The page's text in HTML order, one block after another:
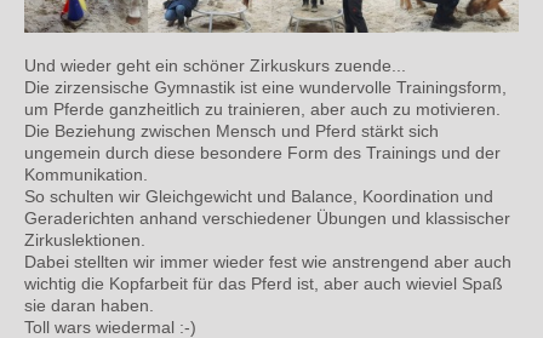
Und wieder geht ein schöner Zirkuskurs zuende...
Die zirzensische Gymnastik ist eine wundervolle Trainingsform,
um Pferde ganzheitlich zu trainieren, aber auch zu motivieren.
Die Beziehung zwischen Mensch und Pferd stärkt sich
ungemein durch diese besondere Form des Trainings und der
Kommunikation.
So schulten wir Gleichgewicht und Balance, Koordination und
Geraderichten anhand verschiedener Übungen und klassischer
Zirkuslektionen.
Dabei stellten wir immer wieder fest wie anstrengend aber auch
wichtig die Kopfarbeit für das Pferd ist, aber auch wieviel Spaß
sie daran haben.
Toll wars wiedermal :-)